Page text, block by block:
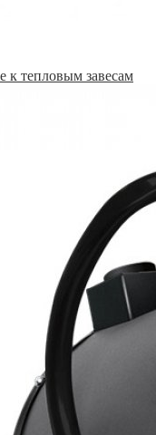
тепловым завесам